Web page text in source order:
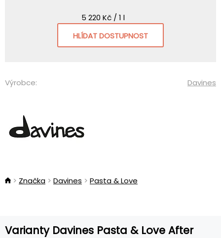
5 220 Kč / 1 l
HLÍDAT DOSTUPNOST
Výrobce: Davines
Značka Davines Pasta & Love
Varianty Davines Pasta & Love After